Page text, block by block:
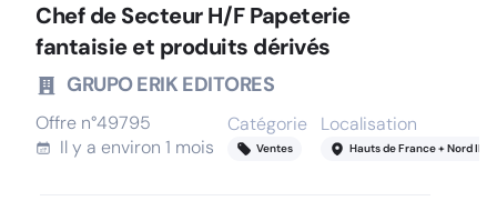
Chef de Secteur H/F Papeterie
fantaisie et produits dérivés
GRUPO ERIK EDITORES
Offre n°49795
Il y a environ 1 mois
Catégorie
Ventes
Localisation
Hauts de France + Nord IDF